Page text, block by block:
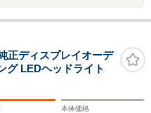
ディスプレイオーデ
グ LEDヘッドライト
本体価格